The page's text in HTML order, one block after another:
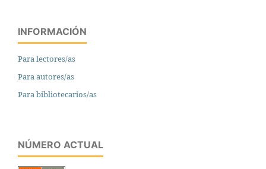
INFORMACIÓN
Para lectores/as
Para autores/as
Para bibliotecarios/as
NÚMERO ACTUAL